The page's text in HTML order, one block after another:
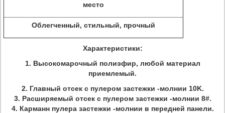
место
Облегченный, стильный, прочный
Характеристики:
1. Высокомарочный полиэфир, любой материал
приемлемый.
2. Главный отсек с пулером застежки -молнии 10K.
3. Расширяемый отсек с пулером застежки -молнии 8#.
4. Карманн пулера застежки -молнии в передней панели.